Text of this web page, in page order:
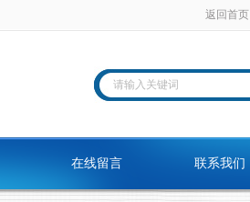
返回首页
在线留言 联系我们